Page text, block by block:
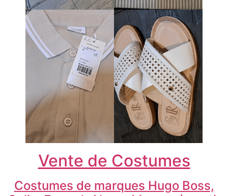
Vente de Costumes
Costumes de marques Hugo Boss,